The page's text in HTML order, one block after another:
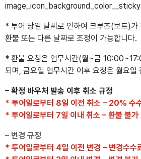
* 투어 당일 날씨로 인하여 크루즈(보트)가
환불 또는 다른 날짜로 조정이 가능합니다.
* 환불 요청은 업무시간(월~금
되며, 금요일 업무시간 이후 요청은 월요일
– 확정 바우처 발송 이후 취소 규정
* 투어일로부터 8일 이전 취소 – 20% 수
* 투어일로부터 7일 이내 취소 – 환불 불가
– 변경 규정
* 투어일로부터 4일 이전 변경 – 변경수수